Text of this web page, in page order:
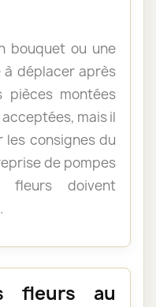
bouquet ou une
déplacer après
pièces montées
mais il
consignes du
de pompes
fleurs doivent
fleurs au